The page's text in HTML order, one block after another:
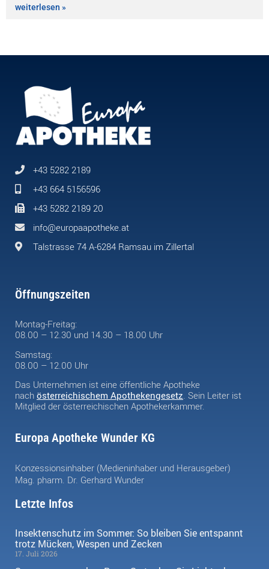
weiterlesen »
+43 5282 2189
+43 664 5156596
+43 5282 2189 20
info@europaapotheke.at
Talstrasse 74 A-6284 Ramsau im Zillertal
Öffnungszeiten
Montag-Freitag:
08.00 – 12.30 und 14.30 – 18.00 Uhr
Samstag:
08.00 – 12.00 Uhr
Das Unternehmen ist eine öffentliche Apotheke
nach österreichischem Apothekengesetz. Sein Leiter ist
Mitglied der österreichischen Apothekerkammer.
Europa Apotheke Wunder KG
Konzessionsinhaber (Medieninhaber und Herausgeber)
Mag. pharm. Dr. Gerhard Wunder
Letzte Infos
Insektenschutz im Sommer: So bleiben Sie entspannt
trotz Mücken, Wespen und Zecken
17. Juli 2026